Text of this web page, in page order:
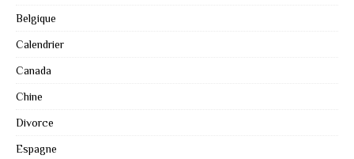
Belgique
Calendrier
Canada
Chine
Divorce
Espagne